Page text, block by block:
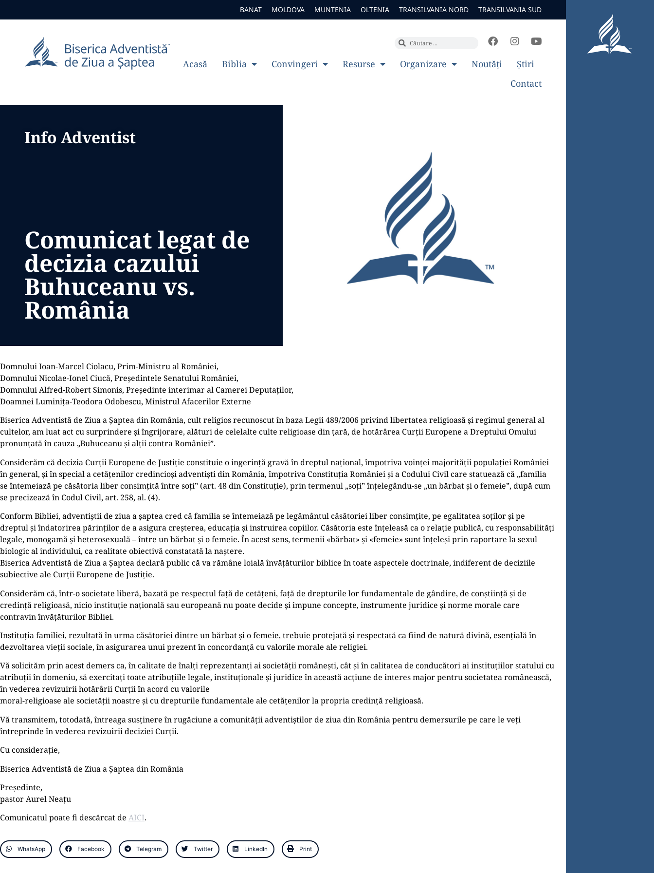
BANAT MOLDOVA MUNTENIA OLTENIA TRANSILVANIA NORD TRANSILVANIA SUD
Acasă Biblia Convingeri Resurse Organizare Noutăți
Știri
Contact
Info Adventist
Comunicat legat de
decizia cazului
Buhuceanu vs.
România
Domnului Ioan-Marcel Ciolacu, Prim-Ministru al României,
Domnului Nicolae-Ionel Ciucă, Președintele Senatului României,
Domnului Alfred-Robert Simonis, Președinte interimar al Camerei Deputaților,
Doamnei Luminița-Teodora Odobescu, Ministrul Afacerilor Externe
Biserica Adventistă de Ziua a Șaptea din România, cult religios recunoscut în baza Legii 489/2006 privind libertatea religioasă și regimul general al
cultelor, am luat act cu surprindere și îngrijorare, alături de celelalte culte religioase din țară, de hotărârea Curții Europene a Dreptului Omului
pronunțată în cauza „Buhuceanu și alții contra României”.
Considerăm că decizia Curții Europene de Justiție constituie o ingerință gravă în dreptul național, împotriva voinței majorității populației României
în general, și în special a cetățenilor credincioși adventiști din România, împotriva Constituția României și a Codului Civil care statuează că „familia
se întemeiază pe căsătoria liber consimțită între soți” (art. 48 din Constituție), prin termenul „soți” înțelegându-se „un bărbat și o femeie”, după cum
se precizează în Codul Civil, art. 258, al. (4).
Conform Bibliei, adventiștii de ziua a șaptea cred că familia se întemeiază pe legământul căsătoriei liber consimțite, pe egalitatea soților şi pe
dreptul şi îndatorirea părinților de a asigura creșterea, educația și instruirea copiilor. Căsătoria este înțeleasă ca o relație publică, cu responsabilități
legale, monogamă și heterosexuală – între un bărbat şi o femeie. În acest sens, termenii «bărbat» și «femeie» sunt înțeleși prin raportare la sexul
biologic al individului, ca realitate obiectivă constatată la naștere.
Biserica Adventistă de Ziua a Șaptea declară public că va rămâne loială învățăturilor biblice în toate aspectele doctrinale, indiferent de deciziile
subiective ale Curții Europene de Justiție.
Considerăm că, într-o societate liberă, bazată pe respectul față de cetățeni, față de drepturile lor fundamentale de gândire, de conștiință și de
credință religioasă, nicio instituție națională sau europeană nu poate decide și impune concepte, instrumente juridice și norme morale care
contravin învățăturilor Bibliei.
Instituția familiei, rezultată în urma căsătoriei dintre un bărbat și o femeie, trebuie protejată și respectată ca fiind de natură divină, esențială în
dezvoltarea vieții sociale, în asigurarea unui prezent în concordanță cu valorile morale ale religiei.
Vă solicităm prin acest demers ca, în calitate de înalți reprezentanți ai societății românești, cât și în calitatea de conducători ai instituțiilor statului cu
atribuții în domeniu, să exercitați toate atribuțiile legale, instituționale și juridice în această acțiune de interes major pentru societatea românească,
în vederea revizuirii hotărârii Curții în acord cu valorile
moral-religioase ale societății noastre și cu drepturile fundamentale ale cetățenilor la propria credință religioasă.
Vă transmitem, totodată, întreaga susținere în rugăciune a comunității adventiștilor de ziua din România pentru demersurile pe care le veți
întreprinde în vederea revizuirii deciziei Curții.
Cu considerație,
Biserica Adventistă de Ziua a Șaptea din România
Președinte,
pastor Aurel Neațu
Comunicatul poate fi descărcat de AICI.
WhatsApp Facebook Telegram Twitter LinkedIn Print